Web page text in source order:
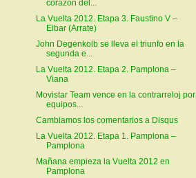
corazón del...
La Vuelta 2012. Etapa 3. Faustino V –
Eibar (Arrate)
John Degenkolb se lleva el triunfo en la
segunda e...
La Vuelta 2012. Etapa 2. Pamplona –
Viana
Movistar Team vence en la contrarreloj por
equipos...
Cambiamos los comentarios a Disqus
La Vuelta 2012. Etapa 1. Pamplona –
Pamplona
Mañana empieza la Vuelta 2012 en
Pamplona